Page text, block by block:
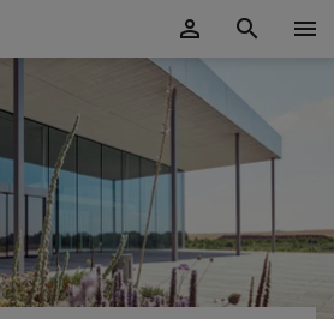
person search menu